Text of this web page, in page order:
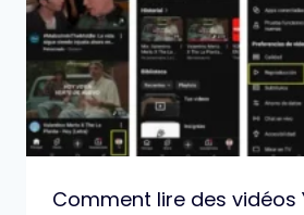
Comment lire des vidéos